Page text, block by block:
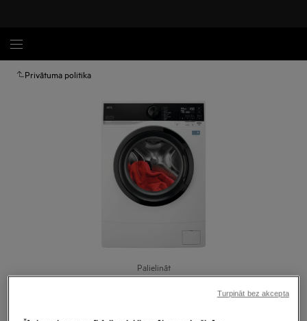
Privātuma politika
Palielināt
Turpināt bez akcepta